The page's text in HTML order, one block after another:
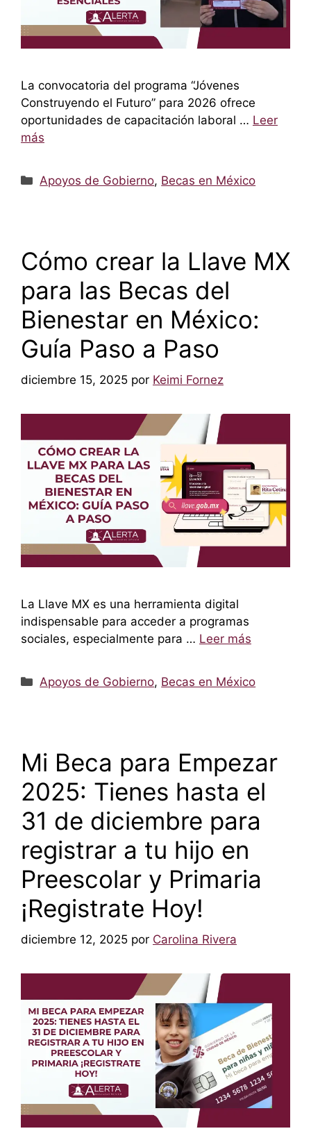
La convocatoria del programa “Jóvenes
Construyendo el Futuro” para 2026 ofrece
oportunidades de capacitación laboral … Leer
más
Categorías
Apoyos de Gobierno, Becas en México
Cómo crear la Llave MX
para las Becas del
Bienestar en México:
Guía Paso a Paso
diciembre 15, 2025 por Keimi Fornez
La Llave MX es una herramienta digital
indispensable para acceder a programas
sociales, especialmente para … Leer más
Categorías
Apoyos de Gobierno, Becas en México
Mi Beca para Empezar
2025: Tienes hasta el
31 de diciembre para
registrar a tu hijo en
Preescolar y Primaria
¡Registrate Hoy!
diciembre 12, 2025 por Carolina Rivera